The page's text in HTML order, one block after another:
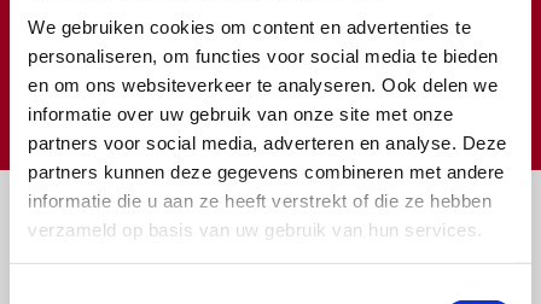
We gebruiken cookies om content en advertenties te
personaliseren, om functies voor social media te bieden
en om ons websiteverkeer te analyseren. Ook delen we
informatie over uw gebruik van onze site met onze
partners voor social media, adverteren en analyse. Deze
partners kunnen deze gegevens combineren met andere
informatie die u aan ze heeft verstrekt of die ze hebben
verzameld op basis van uw gebruik van hun services.
Meer weten over wat we met uw extra gift doen?
€ Doneer